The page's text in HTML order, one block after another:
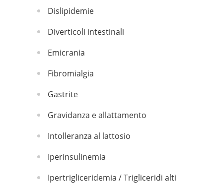
Dislipidemie
Diverticoli intestinali
Emicrania
Fibromialgia
Gastrite
Gravidanza e allattamento
Intolleranza al lattosio
Iperinsulinemia
Ipertrigliceridemia / Trigliceridi alti